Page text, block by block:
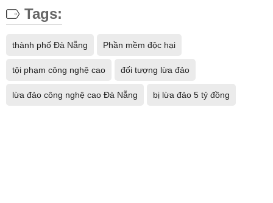
Tags:
thành phố Đà Nẵng Phần mềm độc hại
tội phạm công nghệ cao đối tượng lừa đảo
lừa đảo công nghệ cao Đà Nẵng bị lừa đảo 5 tỷ đồng